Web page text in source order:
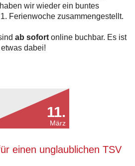
wir wieder ein buntes
Ferienwoche zusammengestellt.
ab sofort online buchbar. Es ist
dabei!
11.
März
einen unglaublichen TSV